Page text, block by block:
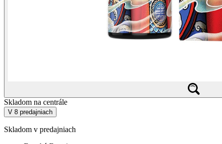
Skladom na centrále
V 8 predajniach
Skladom v predajniach